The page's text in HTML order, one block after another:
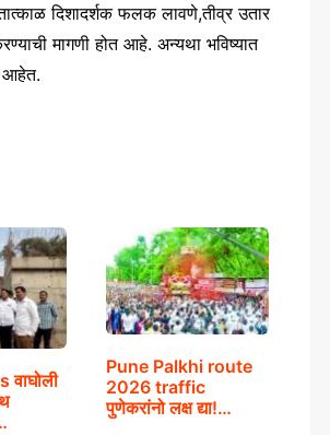
दिशादर्शक फलक लावणे,तीव्र उतार
मागणी होत आहे. अन्यथा भविष्यात
आहेत.
Pune Palkhi route
2026 traffic
पुणेकरांनो लक्ष द्या!…